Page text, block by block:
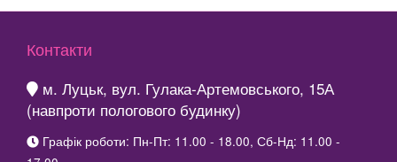
Контакти
м. Луцьк, вул. Гулака-Артемовського, 15А
(навпроти пологового будинку)
Графік роботи: Пн-Пт: 11.00 - 18.00, Сб-Нд: 11.00 -